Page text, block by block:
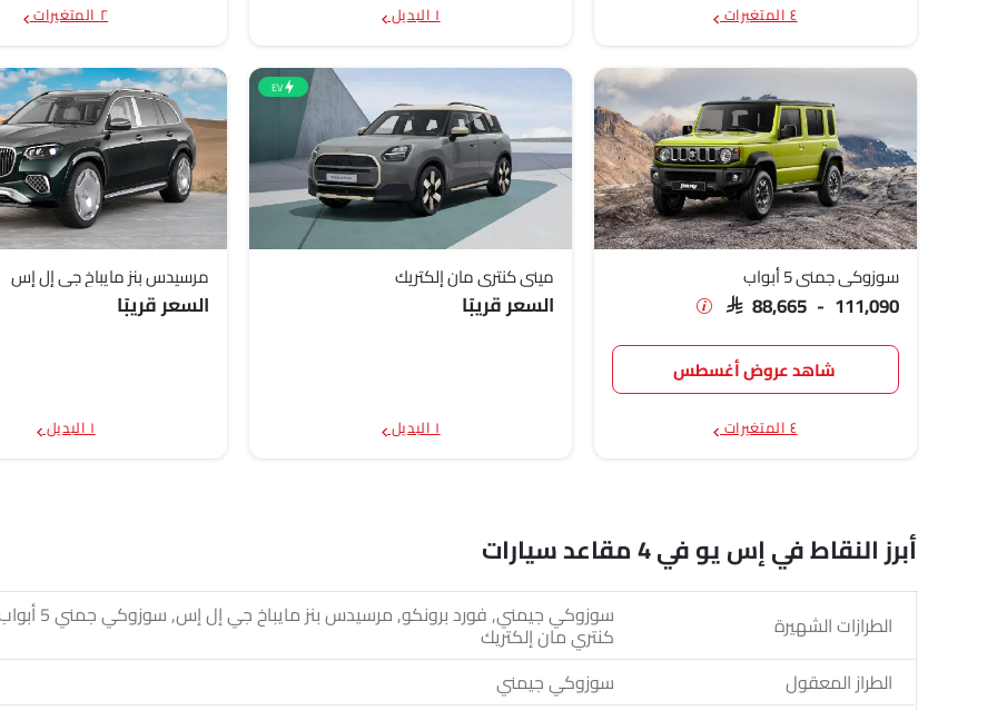
٤ المتغيرات ١ البديل ٢ المتغيرات
سوزوكي جمني 5 أبواب
SAR 88,665 - 111,090
شاهد عروض أغسطس
٤ المتغيرات
EV
ميني كنتري مان إلكتريك
السعر قريبًا
١ البديل
مرسيدس بنز مايباخ جي إل إس
السعر قريبًا
١ البديل
أبرز النقاط في إس يو في 4 مقاعد سيارات
الطرازات الشهيرة سوزوكي جيمني, فورد برونكو,
كنتري مان إلكتريك
الطراز المعقول
سوزوكي جيمني